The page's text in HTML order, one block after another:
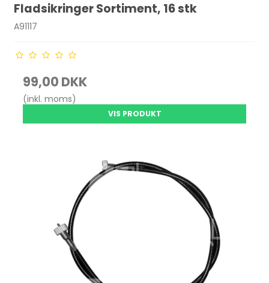
Fladsikringer Sortiment, 16 stk
A91117
99,00 DKK
(inkl. moms)
VIS PRODUKT